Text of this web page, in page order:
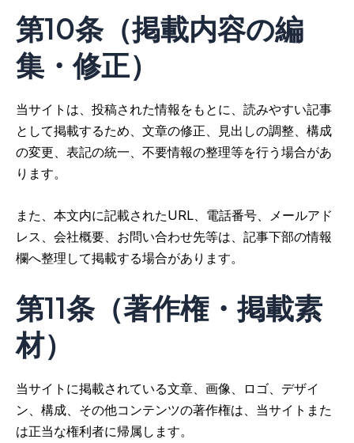
第10条（掲載内容の編
集・修正）
当サイトは、投稿された情報をもとに、読みやすい記事
として掲載するため、文章の修正、見出しの調整、構成
の変更、表記の統一、不要情報の整理等を行う場合があ
ります。
また、本文内に記載されたURL、電話番号、メールアド
レス、会社概要、お問い合わせ先等は、記事下部の情報
欄へ整理して掲載する場合があります。
第11条（著作権・掲載素
材）
当サイトに掲載されている文章、画像、ロゴ、デザイ
ン、構成、その他コンテンツの著作権は、当サイトまた
は正当な権利者に帰属します。